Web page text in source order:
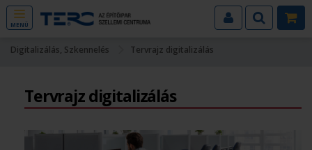
MENÜ
Digitalizálás, Szkennelés Tervrajz digitalizálás
Tervrajz digitalizálás